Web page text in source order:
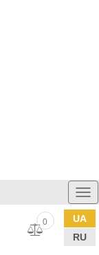
UA
RU
0